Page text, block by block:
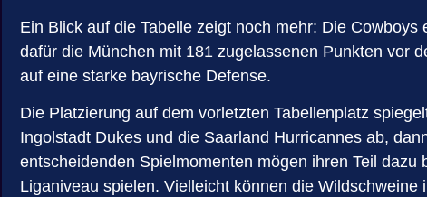
Ein Blick auf die Tabelle zeigt noch mehr: Die
dafür die München mit 181 zugelassenen Punkten vor
auf eine starke bayrische Defense.
Die Platzierung auf dem vorletzten Tabellenplatz
Ingolstadt Dukes und die Saarland Hurricannes ab,
entscheidenden Spielmomenten mögen ihren Teil
Liganiveau spielen. Vielleicht können die